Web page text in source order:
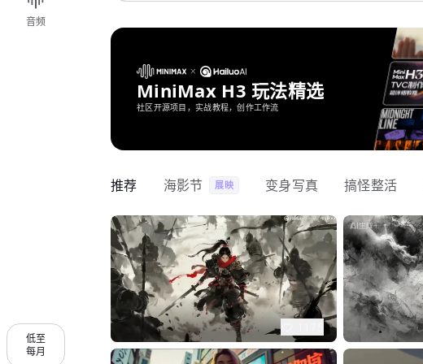
音频
低至
每月
MiniMax H3 玩法精选
社区开源项目，实战教程，创作工作流
推荐 海影节 展映 变身写真 搞怪整活